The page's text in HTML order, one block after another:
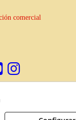
comercial
Cookies